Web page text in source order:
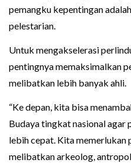
pemangku kepentingan
pelestarian.
Untuk mengakselerasi
pentingnya memaksimalkan
melibatkan lebih banyak ahli.
“Ke depan, kita bisa
Budaya tingkat nasional agar
lebih cepat. Kita memerlukan
melibatkan arkeolog,